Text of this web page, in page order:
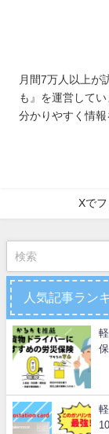
月間7万人以上が
も』を運営して
分かりやすく情報
Xで
人気記事ラン